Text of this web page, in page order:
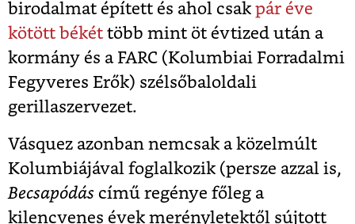
birodalmat épített és ahol csak pár éve
kötött békét több mint öt évtized után a
kormány és a FARC (Kolumbiai Forradalmi
Fegyveres Erők) szélsőbaloldali
gerillaszervezet.
Vásquez azonban nemcsak a közelmúlt
Kolumbiájával foglalkozik (persze azzal is,
Becsapódás című regénye főleg a
kilencvenes évek merényletektől sújtott